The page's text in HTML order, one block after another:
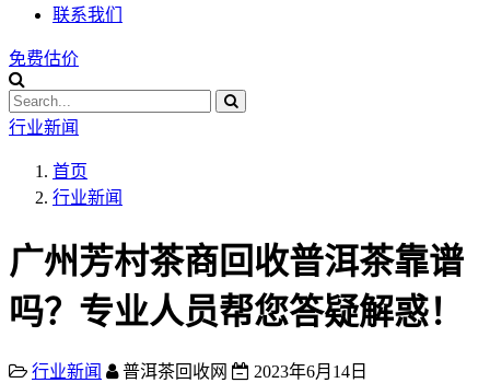
联系我们
免费估价
行业新闻
首页
行业新闻
广州芳村茶商回收普洱茶靠谱
吗？专业人员帮您答疑解惑！
行业新闻 普洱茶回收网 2023年6月14日